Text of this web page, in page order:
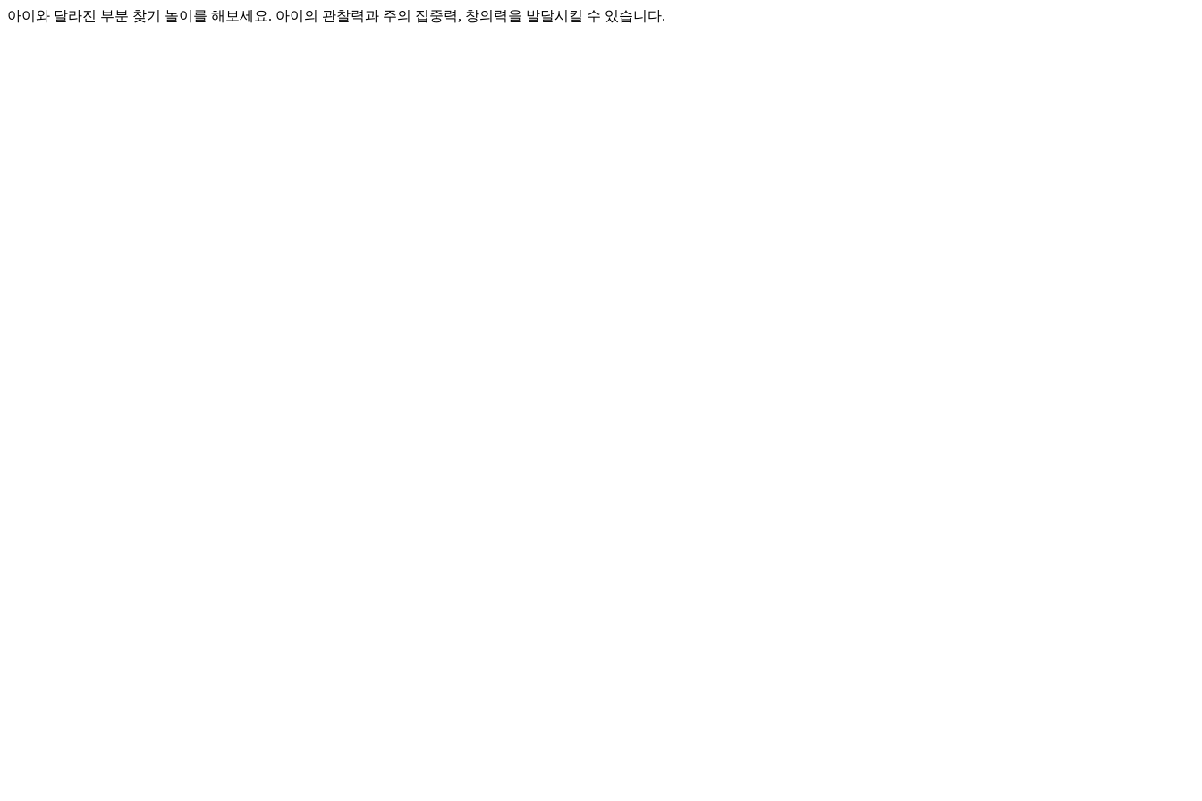
아이와 달라진 부분 찾기 놀이를 해보세요. 아이의 관찰력과 주의 집중력, 창의력을 발달시킬 수 있습니다.